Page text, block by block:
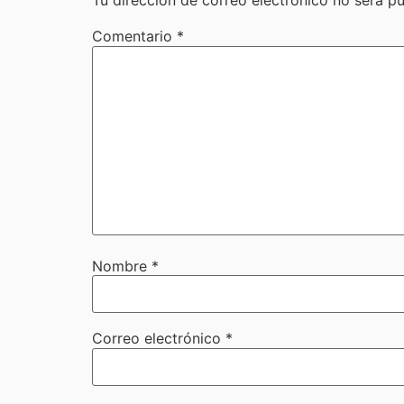
Comentario *
Nombre *
Correo electrónico *